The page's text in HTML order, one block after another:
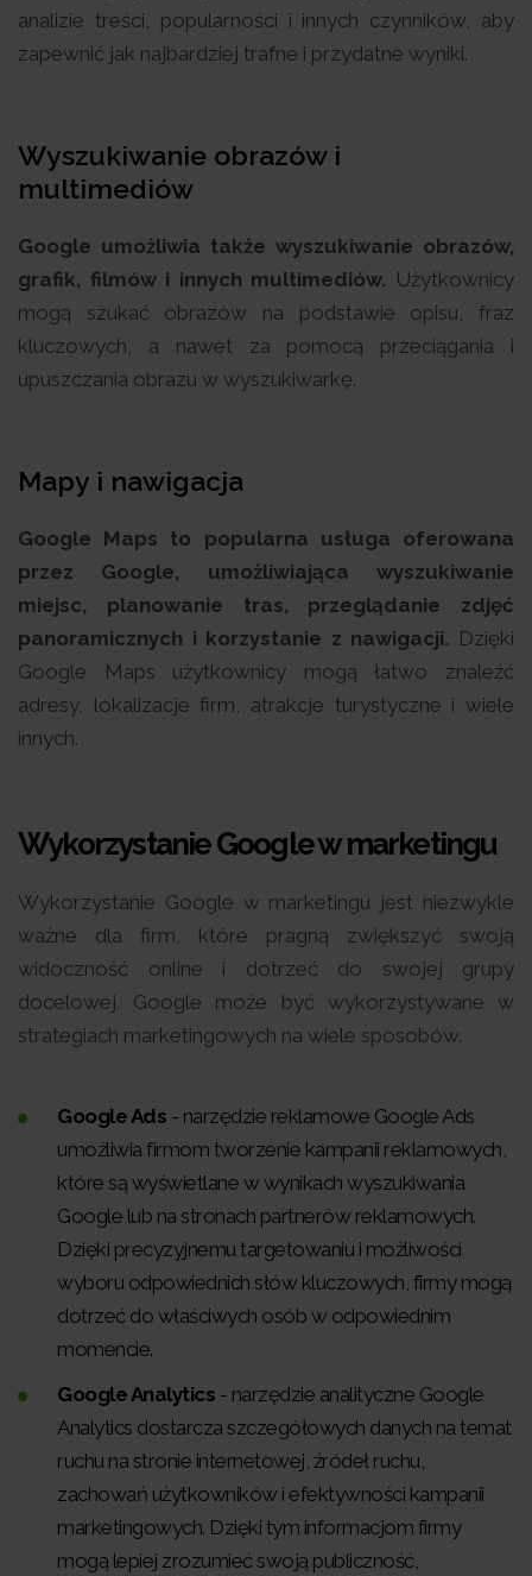
analizie treści, popularności i innych czynników, aby
zapewnić jak najbardziej trafne i przydatne wyniki.
Wyszukiwanie obrazów i
multimediów
Google umożliwia także wyszukiwanie obrazów,
grafik, filmów i innych multimediów. Użytkownicy
mogą szukać obrazów na podstawie opisu, fraz
kluczowych, a nawet za pomocą przeciągania i
upuszczania obrazu w wyszukiwarkę.
Mapy i nawigacja
Google Maps to popularna usługa oferowana
przez Google, umożliwiająca wyszukiwanie
miejsc, planowanie tras, przeglądanie zdjęć
panoramicznych i korzystanie z nawigacji. Dzięki
Google Maps użytkownicy mogą łatwo znaleźć
adresy, lokalizacje firm, atrakcje turystyczne i wiele
innych.
Wykorzystanie Google w marketingu
Wykorzystanie Google w marketingu jest niezwykle
ważne dla firm, które pragną zwiększyć swoją
widoczność online i dotrzeć do swojej grupy
docelowej. Google może być wykorzystywane w
strategiach marketingowych na wiele sposobów.
Google Ads - narzędzie reklamowe Google Ads
umożliwia firmom tworzenie kampanii reklamowych,
które są wyświetlane w wynikach wyszukiwania
Google lub na stronach partnerów reklamowych.
Dzięki precyzyjnemu targetowaniu i możliwości
wyboru odpowiednich słów kluczowych, firmy mogą
dotrzeć do właściwych osób w odpowiednim
momencie.
Google Analytics - narzędzie analityczne Google
Analytics dostarcza szczegółowych danych na temat
ruchu na stronie internetowej, źródeł ruchu,
zachowań użytkowników i efektywności kampanii
marketingowych. Dzięki tym informacjom firmy
mogą lepiej zrozumieć swoją publiczność,